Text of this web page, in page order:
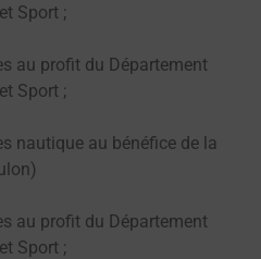
Sport ;
au profit du Département
Sport ;
nautique au bénéfice de la
au profit du Département
Sport ;